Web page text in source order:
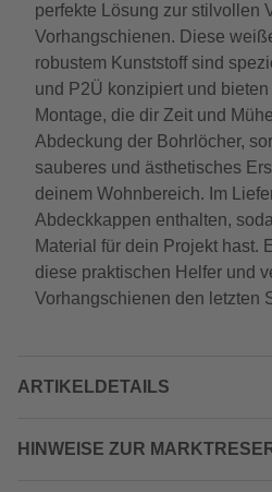
perfekte Lösung zur stilvollen
Vorhangschienen. Diese
robustem Kunststoff sind
und P2Ü konzipiert und
Montage, die dir Zeit und
Abdeckung der Bohrlöcher,
sauberes und ästhetisches
deinem Wohnbereich. Im
Abdeckkappen enthalten,
Material für dein Projekt hast.
diese praktischen Helfer und
Vorhangschienen den letzten
ARTIKELDETAILS
HINWEISE ZUR